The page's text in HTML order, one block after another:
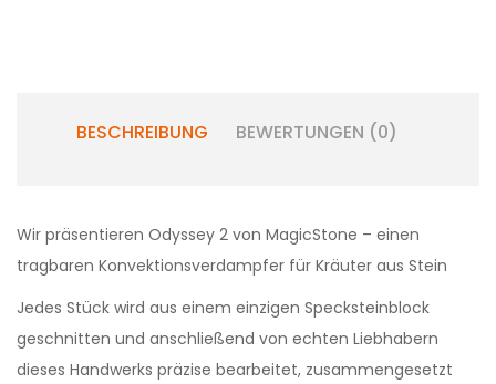
BESCHREIBUNG BEWERTUNGEN (0)
Wir präsentieren Odyssey 2 von MagicStone – einen
tragbaren Konvektionsverdampfer für Kräuter aus Stein
Jedes Stück wird aus einem einzigen Specksteinblock
geschnitten und anschließend von echten Liebhabern
dieses Handwerks präzise bearbeitet, zusammengesetzt